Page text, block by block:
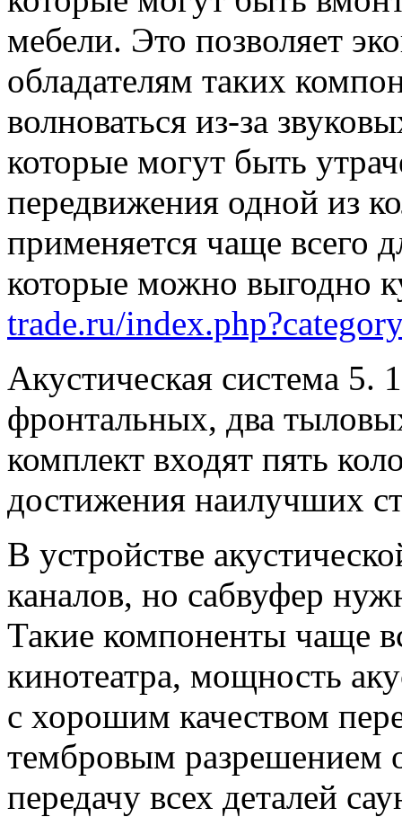
мебели. Это позволяет
обладателям таких
волноваться из-за
которые могут быть
передвижения одной из
применяется чаще всего
которые можно выгодно
trade.ru/
Акустическая система 5.
фронтальных, два
комплект входят пять
достижения наилучших
В устройстве
каналов, но сабвуфер
Такие компоненты чаще
кинотеатра, мощность
с хорошим качеством
тембровым разрешением
передачу всех деталей